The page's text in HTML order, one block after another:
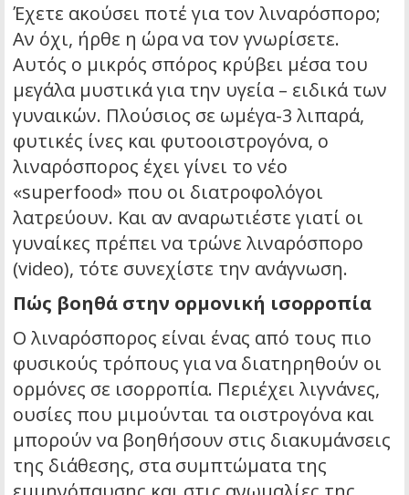
Έχετε ακούσει ποτέ για τον λιναρόσπορο;
Αν όχι, ήρθε η ώρα να τον γνωρίσετε.
Αυτός ο μικρός σπόρος κρύβει μέσα του
μεγάλα μυστικά για την υγεία – ειδικά των
γυναικών. Πλούσιος σε ωμέγα-3 λιπαρά,
φυτικές ίνες και φυτοοιστρογόνα, ο
λιναρόσπορος έχει γίνει το νέο
«superfood» που οι διατροφολόγοι
λατρεύουν. Και αν αναρωτιέστε γιατί οι
γυναίκες πρέπει να τρώνε λιναρόσπορο
(video), τότε συνεχίστε την ανάγνωση.
Πώς βοηθά στην ορμονική ισορροπία
Ο λιναρόσπορος είναι ένας από τους πιο
φυσικούς τρόπους για να διατηρηθούν οι
ορμόνες σε ισορροπία. Περιέχει λιγνάνες,
ουσίες που μιμούνται τα οιστρογόνα και
μπορούν να βοηθήσουν στις διακυμάνσεις
της διάθεσης, στα συμπτώματα της